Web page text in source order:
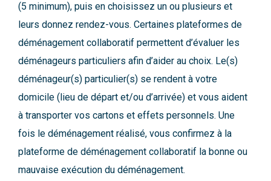
(5 minimum), puis en choisissez un ou plusieurs et
leurs donnez rendez-vous. Certaines plateformes de
déménagement collaboratif permettent d’évaluer les
déménageurs particuliers afin d’aider au choix. Le(s)
déménageur(s) particulier(s) se rendent à votre
domicile (lieu de départ et/ou d’arrivée) et vous aident
à transporter vos cartons et effets personnels. Une
fois le déménagement réalisé, vous confirmez à la
plateforme de déménagement collaboratif la bonne ou
mauvaise exécution du déménagement.